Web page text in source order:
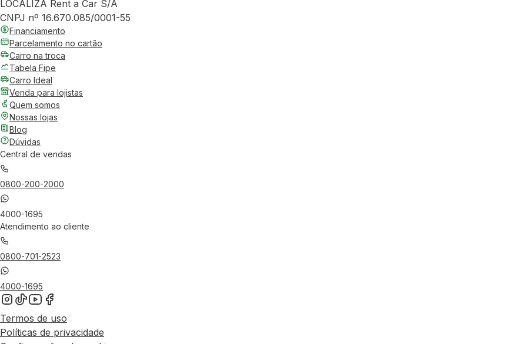
LOCALIZA Rent a Car S/A
CNPJ nº 16.670.085/0001-55
Financiamento
Parcelamento no cartão
Carro na troca
Tabela Fipe
Carro Ideal
Venda para lojistas
Quem somos
Nossas lojas
Blog
Dúvidas
Central de vendas
0800-200-2000
4000-1695
Atendimento ao cliente
0800-701-2523
4000-1695
Termos de uso
Políticas de privacidade